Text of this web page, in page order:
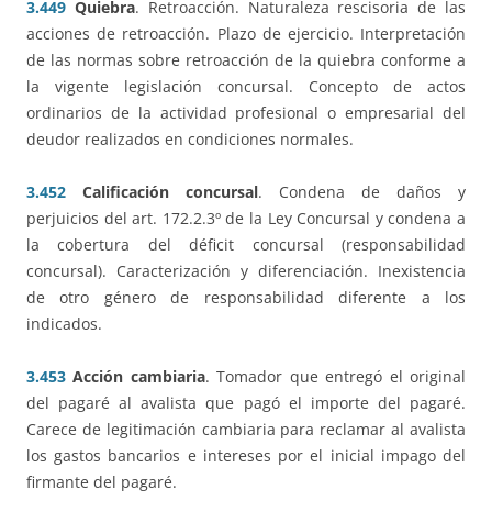
3.449 Quiebra. Retroacción. Naturaleza rescisoria de las
acciones de retroacción. Plazo de ejercicio. Interpretación
de las normas sobre retroacción de la quiebra conforme a
la vigente legislación concursal. Concepto de actos
ordinarios de la actividad profesional o empresarial del
deudor realizados en condiciones normales.
3.452 Calificación concursal. Condena de daños y
perjuicios del art. 172.2.3º de la Ley Concursal y condena a
la cobertura del déficit concursal (responsabilidad
concursal). Caracterización y diferenciación. Inexistencia
de otro género de responsabilidad diferente a los
indicados.
3.453Acción cambiaria. Tomador que entregó el original
del pagaré al avalista que pagó el importe del pagaré.
Carece de legitimación cambiaria para reclamar al avalista
los gastos bancarios e intereses por el inicial impago del
firmante del pagaré.